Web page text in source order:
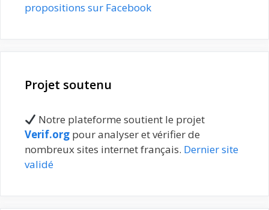
propositions sur Facebook
Projet soutenu
Notre plateforme soutient le projet
Verif.org pour analyser et vérifier de
nombreux sites internet français. Dernier site
validé